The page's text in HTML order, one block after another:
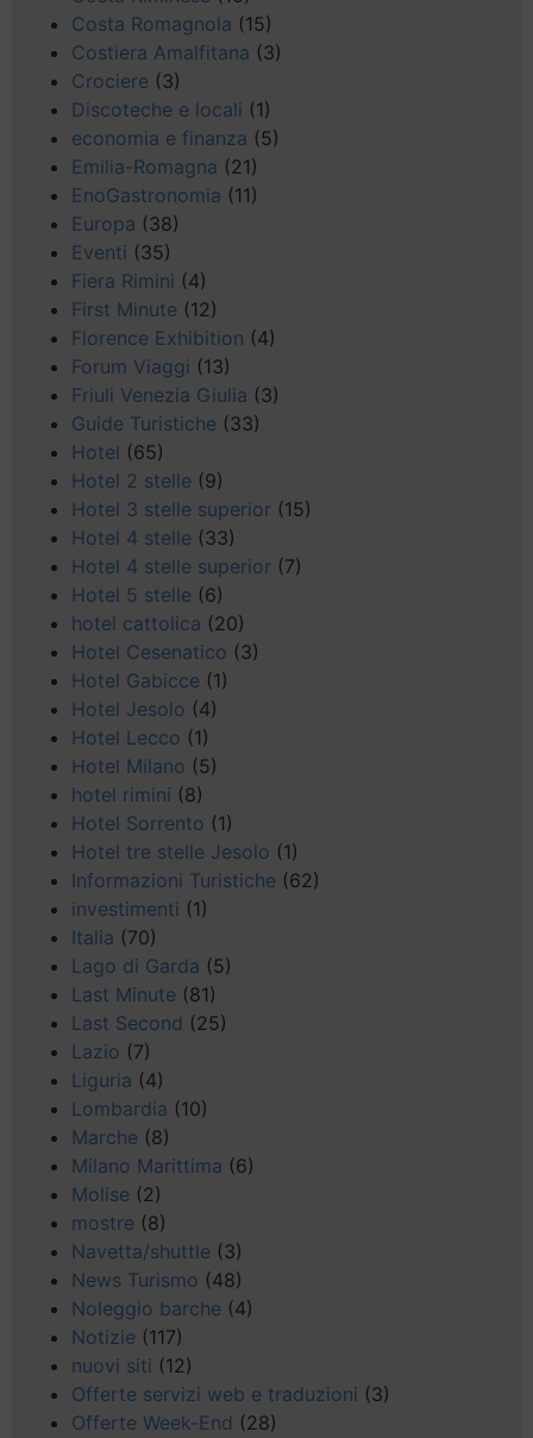
Costa Romagnola (15)
Costiera Amalfitana (3)
Crociere (3)
Discoteche e locali (1)
economia e finanza (5)
Emilia-Romagna (21)
EnoGastronomia (11)
Europa (38)
Eventi (35)
Fiera Rimini (4)
First Minute (12)
Florence Exhibition (4)
Forum Viaggi (13)
Friuli Venezia Giulia (3)
Guide Turistiche (33)
Hotel (65)
Hotel 2 stelle (9)
Hotel 3 stelle superior (15)
Hotel 4 stelle (33)
Hotel 4 stelle superior (7)
Hotel 5 stelle (6)
hotel cattolica (20)
Hotel Cesenatico (3)
Hotel Gabicce (1)
Hotel Jesolo (4)
Hotel Lecco (1)
Hotel Milano (5)
hotel rimini (8)
Hotel Sorrento (1)
Hotel tre stelle Jesolo (1)
Informazioni Turistiche (62)
investimenti (1)
Italia (70)
Lago di Garda (5)
Last Minute (81)
Last Second (25)
Lazio (7)
Liguria (4)
Lombardia (10)
Marche (8)
Milano Marittima (6)
Molise (2)
mostre (8)
Navetta/shuttle (3)
News Turismo (48)
Noleggio barche (4)
Notizie (117)
nuovi siti (12)
Offerte servizi web e traduzioni (3)
Offerte Week-End (28)